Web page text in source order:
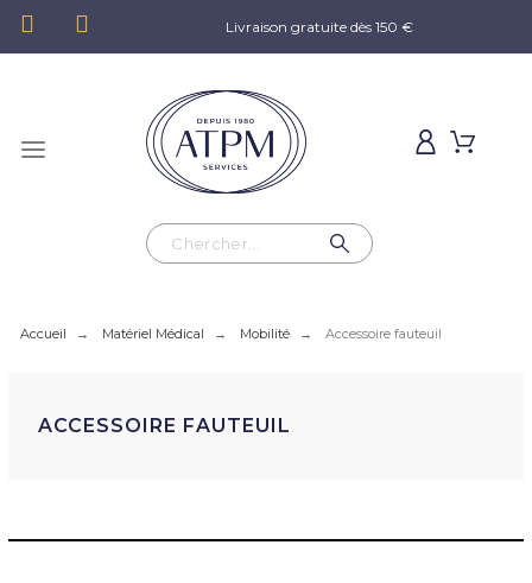
Livraison gratuite dès 150 €
Accueil Matériel Médical Mobilité Accessoire fauteuil
ACCESSOIRE FAUTEUIL